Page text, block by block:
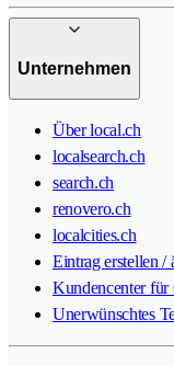
Unternehmen
Über local.ch
localsearch.ch
search.ch
renovero.ch
localcities.ch
Eintrag erstellen /
Kundencenter für
Unerwünschtes